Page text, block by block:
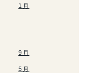
1月
9月
5月